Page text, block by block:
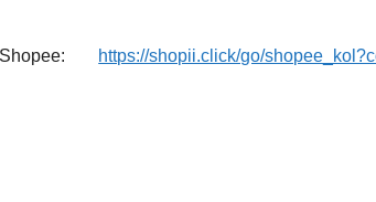
https://shopii.click/go/